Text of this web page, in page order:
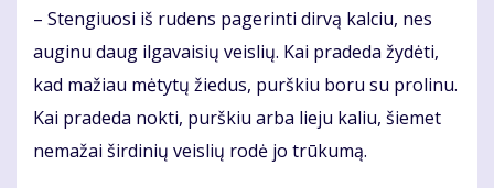
– Sten­giuo­si iš ru­dens pa­ge­rin­ti dir­vą kal­ciu, nes
au­gi­nu daug il­ga­vai­sių veis­lių. Kai pra­de­da žy­dė­ti,
kad ma­žiau mė­ty­tų žie­dus, purš­kiu bo­ru su pro­li­nu.
Kai pra­de­da nok­ti, purš­kiu ar­ba lie­ju ka­liu, šie­met
ne­ma­žai šir­di­nių veis­lių ro­dė jo trū­ku­mą.